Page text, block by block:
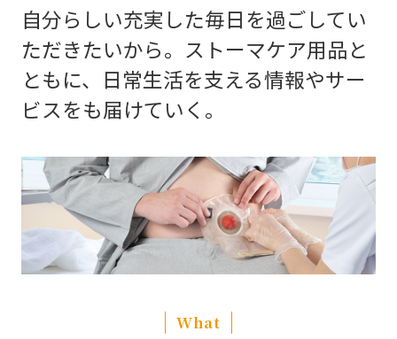
自分らしい充実した毎日を過ごしてい
ただきたいから。 ストーマケア用品と
ともに、日常生活を支える情報やサー
ビスをも届けていく。
What